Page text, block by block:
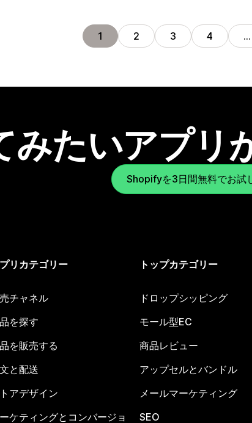
1 2 3 4 …
みたいアプリ
Shopifyを3日間無料でお試
リカテゴリー
チャネル
を探す
を販売する
と配送
アデザイン
ケティングとコンバージョ
トップカテゴリー
ドロップシッピング
モール型EC
商品レビュー
アップセルとバンドル
メールマーケティング
SEO